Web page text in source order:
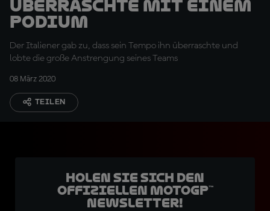
überraschte mit einem
Podium
Der Italiener gab zu, dass sein Tempo ihn überraschte und
lobte die große Anstrengung seines Teams
08 März 2020
TEILEN
Holen Sie sich den
offiziellen MotoGP™
Newsletter!